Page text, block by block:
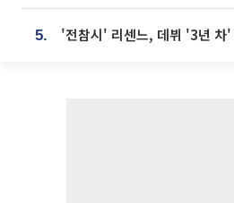
5.